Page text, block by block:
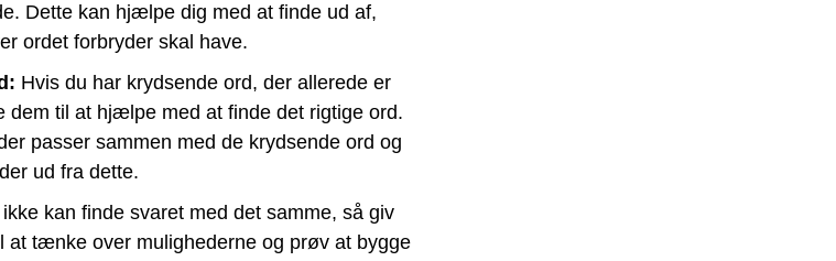
Dette kan hjælpe dig med at finde ud af,
ordet forbryder skal have.
Hvis du har krydsende ord, der allerede er
dem til at hjælpe med at finde det rigtige ord.
passer sammen med de krydsende ord og
ud fra dette.
kan finde svaret med det samme, så giv
at tænke over mulighederne og prøv at bygge